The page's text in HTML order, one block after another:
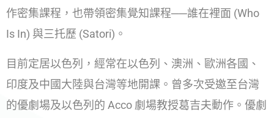
作密集課程，也帶領密集覺知課程──誰在裡面 (Who
Is In) 與三托歷 (Satori)。
目前定居以色列，經常在以色列、澳洲、歐洲各國、
印度及中國大陸與台灣等地開課。曾多次受邀至台灣
的優劇場及以色列的 Acco 劇場教授葛吉夫動作。優劇